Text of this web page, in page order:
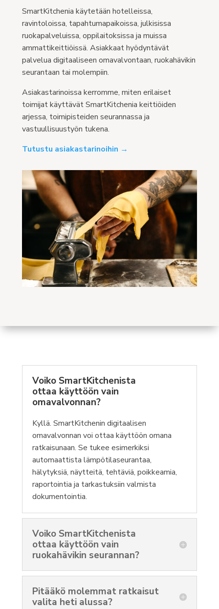
SmartKitchenia käytetään hotelleissa,
ravintoloissa, tapahtumapaikoissa, julkisissa
ruokapalveluissa, oppilaitoksissa ja muissa
ammattikeittiöissä. Asiakkaat hyödyntävät
palvelua digitaaliseen omavalvontaan, ruokahävikin
seurantaan tai molempiin.
Asiakastarinoissa kerromme, miten erilaiset
toimijat käyttävät SmartKitchenia keittiöiden
arjessa, toimipisteiden seurannassa ja
vastuullisuustyön tukena.
Tutustu asiakastarinoihin →
Voiko SmartKitchenista
ottaa käyttöön vain
omavalvonnan?
Kyllä. SmartKitchenin digitaalisen
omavalvonnan voi ottaa käyttöön omana
ratkaisunaan. Se tukee esimerkiksi
automaattista lämpötilaseurantaa,
hälytyksiä, näytteitä, tehtäviä, poikkeamia,
raportointia ja tarkastuksiin valmista
dokumentointia.
Voiko SmartKitchenista
ottaa käyttöön vain
ruokahävikin seurannan?
Pitääkö molemmat ratkaisut
valita heti alussa?